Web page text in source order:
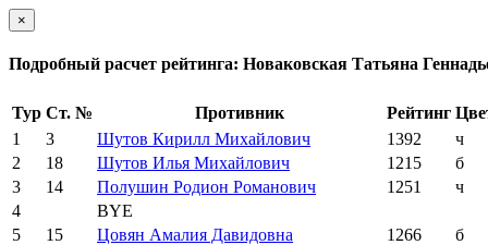
×
Подробный расчет рейтинга: Новаковская Татьяна
Тур Ст. № Противник Рейтинг
1
3 Шутов Кирилл Михайлович 1392
ч
2
18 Шутов Илья Михайлович 1215
б
3
14 Полушин Родион Романович 1251
ч
4
BYE
5
15 Цовян Амалия Давидовна 1266
б